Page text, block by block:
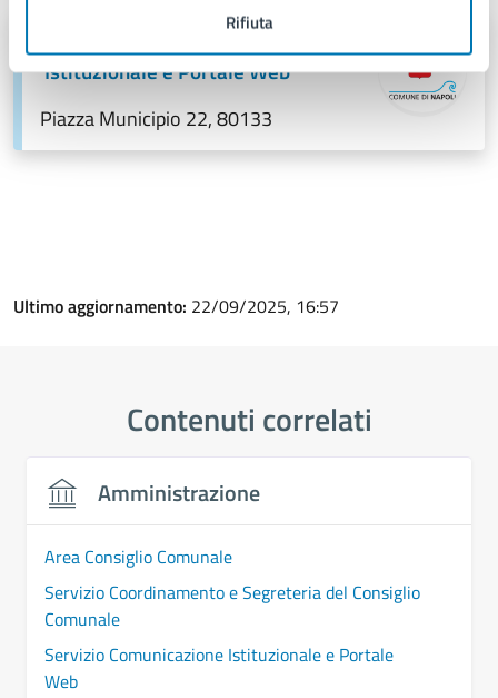
Rifiuta
Servizio Comunicazione
Istituzionale e Portale Web
Piazza Municipio 22, 80133
Ultimo aggiornamento: 22/09/2025, 16:57
Contenuti correlati
Amministrazione
Area Consiglio Comunale
Servizio Coordinamento e Segreteria del Consiglio
Comunale
Servizio Comunicazione Istituzionale e Portale
Web